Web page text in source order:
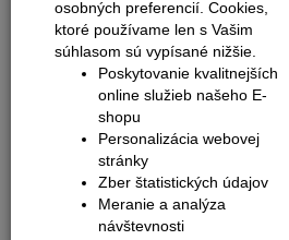
Obvodové lišty (soklové)
Príslušenstvo k podlahám
Produkty
Schodový profil - A43
osobných preferencií. Cookies,
ktoré používame len s Vašim
súhlasom sú vypísané nižšie.
Poskytovanie kvalitnejších
online služieb našeho E-
shopu
Personalizácia webovej
stránky
Zber štatistických údajov
Meranie a analýza
návštevnosti